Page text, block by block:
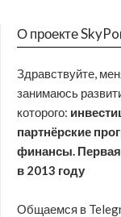
О проекте
Здравствуйте,
занимаюсь
которого:
партнёрские
финансы. Первая
в 2013 году
Общаемся в